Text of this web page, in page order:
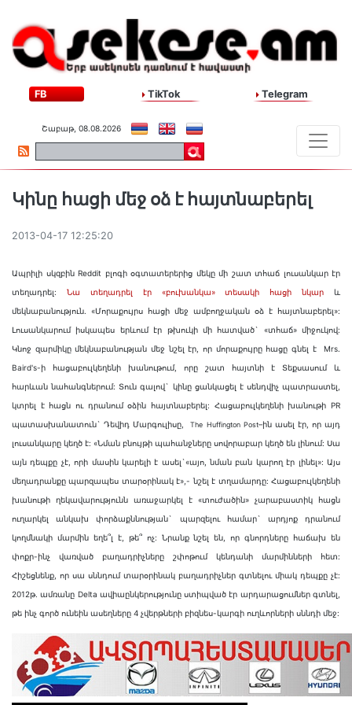
FB TikTok Telegram
Շաբաթ, 08.08.2026
Կինը հացի մեջ օձ է հայտնաբերել
2013-04-17 12:25:20
Ապրիլի սկզբին Reddit բլոգի օգտատերերից մեկը մի շատ տհաճ լուսանկար էր
տեղադրել: Նա տեղադրել էր «բուխանկա» տեսակի հացի նկար և
մեկնաբանություն. «Մորաքույրս հացի մեջ ամբողջական օձ է հայտնաբերել»:
Լուսանկարում իսկապես երևում էր թխուկի մի հատված` «տհաճ» միջուկով:
Կնոջ զարմիկը մեկնաբանության մեջ նշել էր, որ մորաքույրը հացը գնել է Mrs.
Baird's-ի հացաբուլկեղենի խանութում, որը շատ հայտնի է Տեքսասում և
հարևան նահանգներում: Տուն գալով` կինը ցանկացել է սենդվիչ պատրաստել,
կտրել է հացն ու դրանում օձին հայտնաբերել: Հացաբուլկեղենի խանութի PR
պատասխանատուն` Դեվիդ Մարգուլիսը,The Huffington Post–ին ասել էր, որ այդ
լուսանկարը կեղծ է: «Նման բնույթի պահանջները սովորաբար կեղծ են լինում: Սա
այն դեպքը չէ, որի մասին կարելի է ասել`«այո, նման բան կարող էր լինել»: Այս
մեղադրանքը պարզապես տարօրինակ է»,- նշել է տղամարդը: Հացաբուլկեղենի
խանութի ղեկավարությունն առաջարկել է «տուժածին» չարաբաստիկ հացն
ուղարկել անկախ փորձաքննության` պարզելու համար` արդյոք դրանում
կողմնակի մարմին եղե՞լ է, թե՞ ոչ: Նրանք նշել են, որ գնորդները հաճախ են
փոքր-ինչ վառված բաղադրիչները շփոթում կենդանի մարմինների հետ:
Հիշեցնենք, որ սա սննդում տարօրինակ բաղադրիչներ գտնելու միակ դեպքը չէ:
2012թ. ամռանը Delta ավիաընկերությունը ստիպված էր արդարացումներ գտնել,
թե ինչ գործ ունեին ասեղները 4 չվերթների բիզնես-կարգի ուղևորների սննդի մեջ: